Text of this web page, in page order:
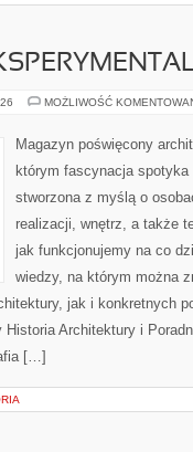
MOŻLIWOŚĆ
Magazyn poświęcony
którym fascynacja spotyka
stworzona z myślą o
realizacji, wnętrz, a także
jak funkcjonujemy na co
wiedzy, na którym można
jak i konkretnych
Architektury i
[…]